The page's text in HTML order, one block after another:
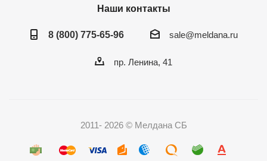
Наши контакты
8 (800) 775-65-96 sale@meldana.ru
пр. Ленина, 41
2011- 2026 © Мелдана СБ